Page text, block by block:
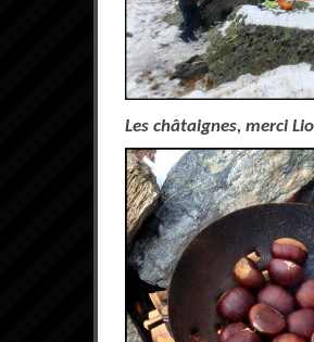
Les châtaignes, merci